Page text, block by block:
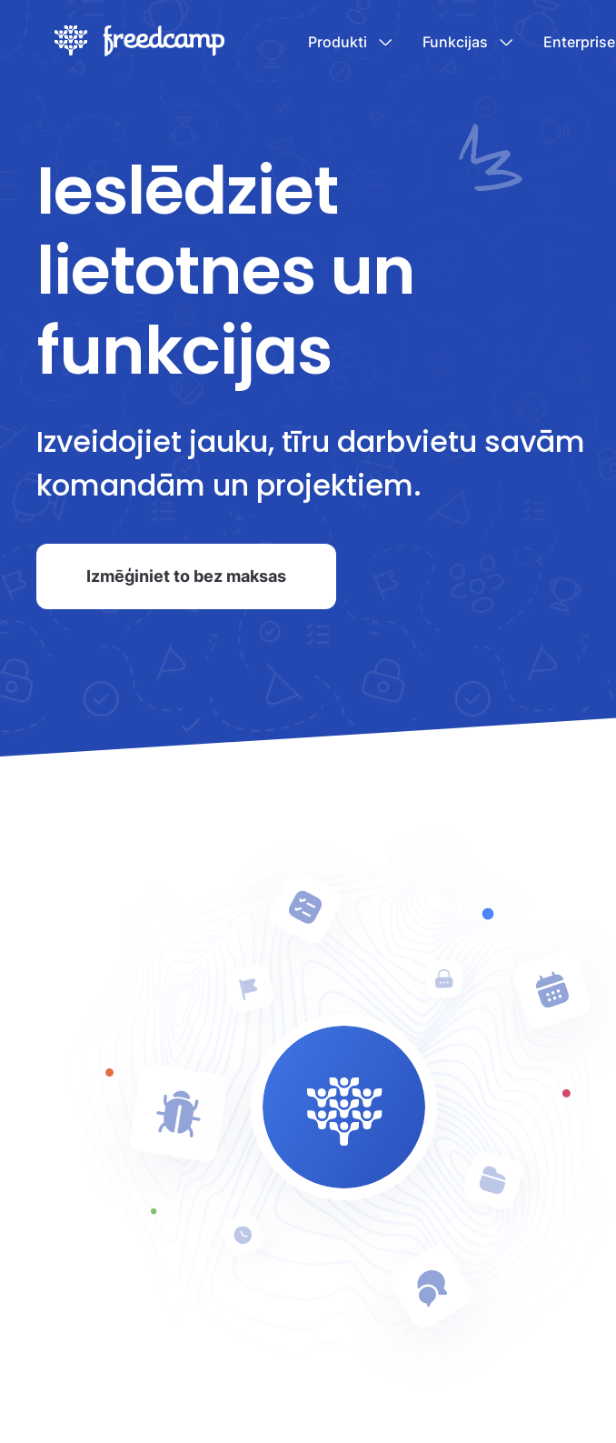
Produkti Funkcijas Enterprise
Ieslēdziet
lietotnes un
funkcijas
Izveidojiet jauku, tīru darbvietu savām
komandām un projektiem.
Izmēģiniet to bez maksas